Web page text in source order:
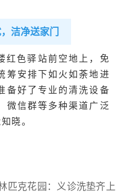
洁净送家门
红色驿站前空地上，免
筹安排下如火如荼地进
备好了专业的清洗设备
微信群等多种渠道广泛
晓。